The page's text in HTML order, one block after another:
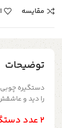
مقایسه
توضیحات
دستگیره‌
را دید و
2 عدد دستگیره چوبی